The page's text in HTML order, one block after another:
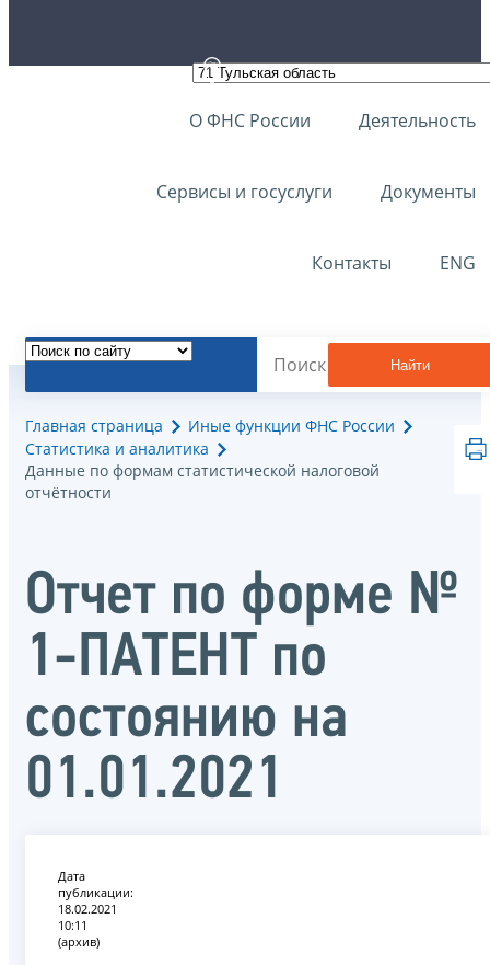
О ФНС России Деятельность
Сервисы и госуслуги Документы
Контакты ENG
Найти
Главная страница
Иные функции ФНС России
Статистика и аналитика
Данные по формам статистической налоговой
отчётности
Oтчет по форме №
1-ПАТЕНТ по
состоянию на
01.01.2021
Дата
публикации:
18.02.2021
10:11
(архив)